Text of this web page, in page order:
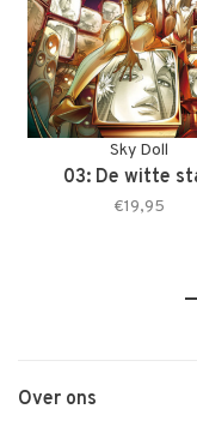
Sky Doll
03: De witte
€19,95
Over ons